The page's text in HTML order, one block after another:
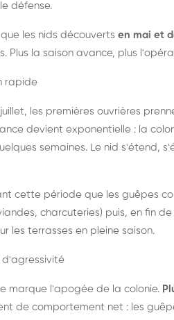
défense.
les nids découverts en mai et
Plus la saison avance, plus
rapide
les premières ouvrières
devient exponentielle : la
semaines. Le nid s'étend,
cette période que les guêpes
charcuteries) puis, en fin
les terrasses en pleine saison.
d'agressivité
marque l'apogée de la colonie.
de comportement net : les